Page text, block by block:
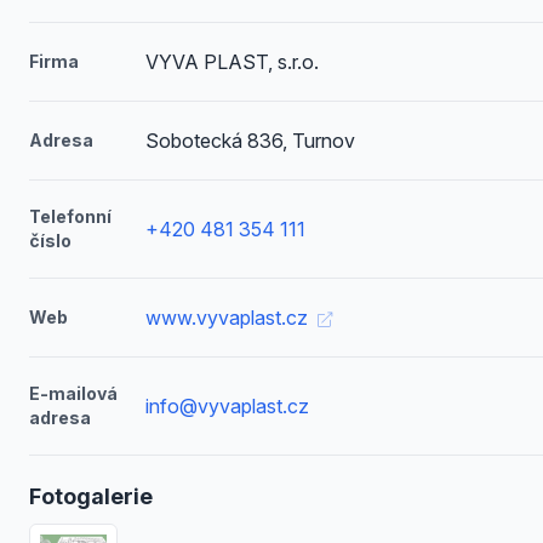
Firma VYVA PLAST, s.r.o.
Adresa Sobotecká 836, Turnov
Telefonní
číslo
+420 481 354 111
Web www.vyvaplast.cz
E-mailová
adresa
info@vyvaplast.cz
Fotogalerie